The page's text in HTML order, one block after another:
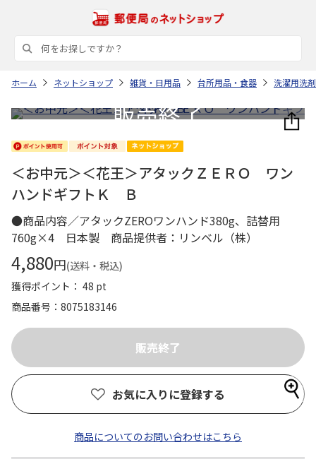
ホーム ネットショップ 雑貨・日用品 台所用品・食器 洗濯用洗剤
＜お中元＞＜花王＞アタックＺＥＲＯ ワン
ハンドギフトＫ Ｂ
●商品内容／アタックZEROワンハンド380g、詰替用
760g×4 日本製 商品提供者：リンベル（株）
4,880円(送料・税込)
獲得ポイント： 48 pt
商品番号
8075183146
お気に入りに登録する
商品についてのお問い合わせはこちら